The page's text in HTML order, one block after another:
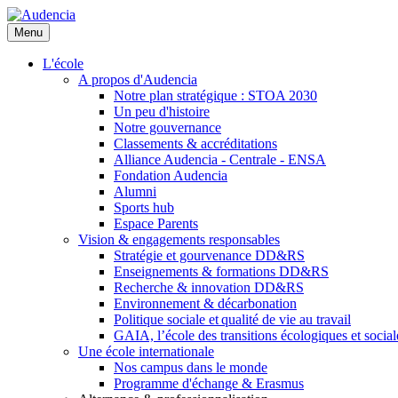
Aller
au
contenu
principal
Menu
L'école
A propos d'Audencia
Notre plan stratégique : STOA 2030
Un peu d'histoire
Notre gouvernance
Classements & accréditations
Alliance Audencia - Centrale - ENSA
Fondation Audencia
Alumni
Sports hub
Espace Parents
Vision & engagements responsables
Stratégie et gourvenance DD&RS
Enseignements & formations DD&RS
Recherche & innovation DD&RS
Environnement & décarbonation
Politique sociale et qualité de vie au travail
GAIA, l’école des transitions écologiques et
Une école internationale
Nos campus dans le monde
Programme d'échange & Erasmus